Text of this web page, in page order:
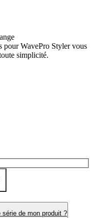
pour WavePro Styler vous
simplicité.
de mon produit ?